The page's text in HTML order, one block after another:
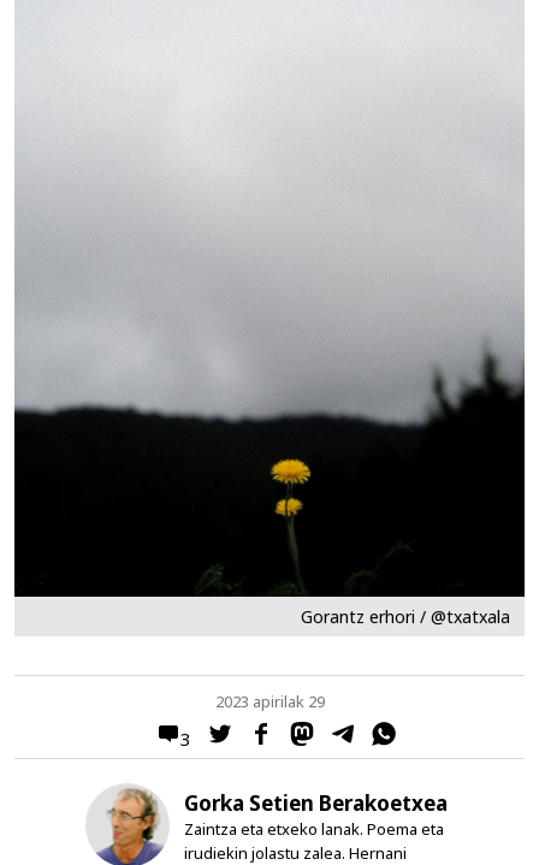
Gorantz erhori / @txatxala
3
2023 apirilak 29
Gorka Setien Berakoetxea
Zaintza eta etxeko lanak. Poema eta
irudiekin jolastu zalea. Hernani